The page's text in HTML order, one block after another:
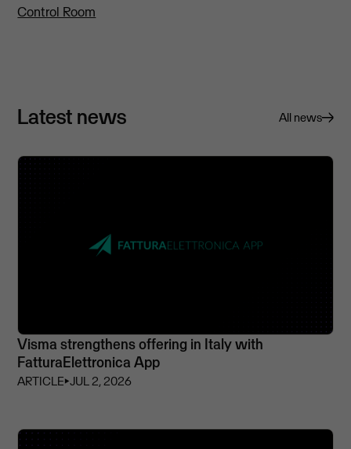
Control Room
Latest news All news
Visma strengthens offering in Italy with
FatturaElettronica App
ARTICLE⏵JUL 2, 2026